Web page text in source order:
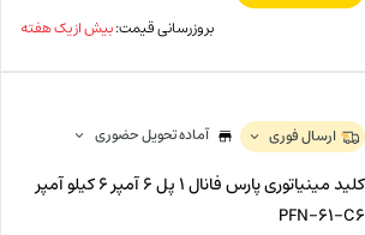
بروزرسانی قیمت:بیش از یک هفته
ارسال فوری آماده تحویل حضوری
کلید مینیاتوری پارس فانال 1 پل 6 آمپر 6 کیلو آمپر
PFN-61-C6